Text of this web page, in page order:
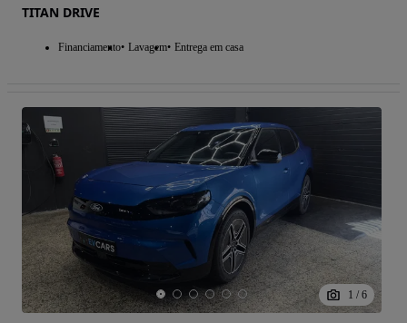
TITAN DRIVE
Financiamento Lavagem Entrega em casa
1 / 6